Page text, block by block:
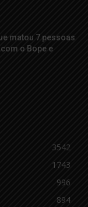
matou 7 pessoas
o Bope e
3542
1743
996
894